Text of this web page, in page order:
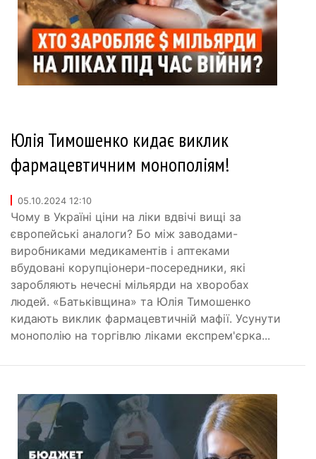
Юлія Тимошенко кидає виклик
фармацевтичним монополіям!
05.10.2024 12:10
Чому в Україні ціни на ліки вдвічі вищі за
європейські аналоги? Бо між заводами-
виробниками медикаментів і аптеками
вбудовані корупціонери-посередники, які
заробляють нечесні мільярди на хворобах
людей. «Батьківщина» та Юлія Тимошенко
кидають виклик фармацевтичній мафії. Усунути
монополію на торгівлю ліками експрем'єрка...